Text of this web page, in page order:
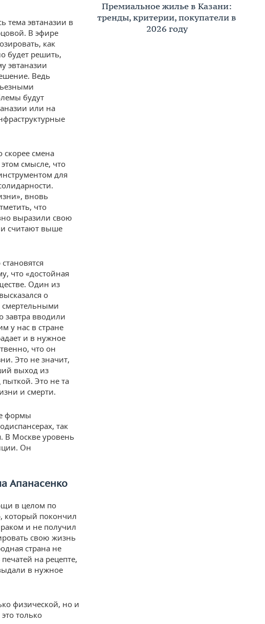
тема эвтаназии в
В эфире
как
будет решить,
эвтаназии
Ведь
будут
или на
смена
смысле, что
для
вновь
что
выразили свою
считают выше
что «достойная
Один из
о
завтра вводили
у нас в стране
и в нужное
что он
Это не значит,
выход из
Это не та
и смерти.
формы
так
В Москве уровень
Он
Апанасенко
в целом по
который покончил
и не получил
свою жизнь
страна не
на рецепте,
в нужное
физической, но и
только
Премиальное жилье в Казани:
тренды, критерии, покупатели в
2026 году